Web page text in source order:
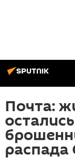
Почта:
распада